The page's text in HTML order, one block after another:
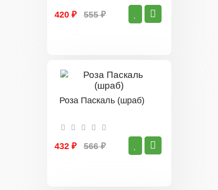
420 ₽ 555 ₽
Роза Паскаль (шраб)
432 ₽ 566 ₽